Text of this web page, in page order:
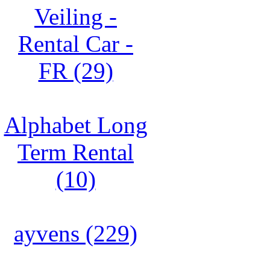
Veiling -
Rental Car -
FR (29)
Alphabet Long
Term Rental
(10)
ayvens (229)